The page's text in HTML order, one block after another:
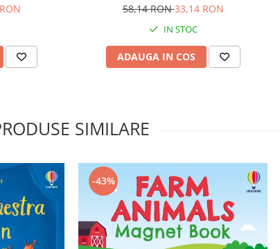
58,14 RON33,14 RON
IN STOC
ADAUGA IN COS
SIMILARE
-43%